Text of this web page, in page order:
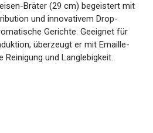
Bräter (29 cm) begeistert mit
und innovativem Drop-
Gerichte. Geeignet für
überzeugt er mit Emaille-
und Langlebigkeit.